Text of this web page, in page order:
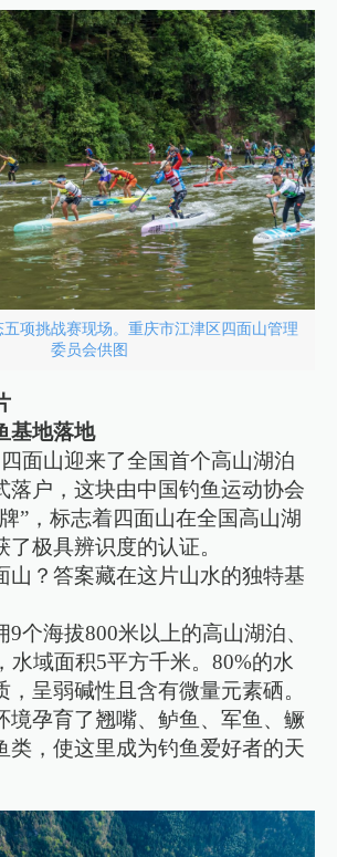
项挑战赛现场。重庆市江津区四面山管理
委员会供图
基地落地
面山迎来了全国首个高山湖泊
落户，这块由中国钓鱼运动协会
”，标志着四面山在全国高山湖
极具辨识度的认证。
山？答案藏在这片山水的独特基
9个海拔800米以上的高山湖泊、
水域面积5平方千米。80%的水
，呈弱碱性且含有微量元素硒。
境孕育了翘嘴、鲈鱼、军鱼、鳜
类，使这里成为钓鱼爱好者的天